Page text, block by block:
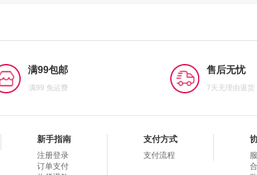
满99包邮
满99 免运费
售后无忧
7天无理由退货
新手指南
注册登录
订单支付
支付方式
支付流程